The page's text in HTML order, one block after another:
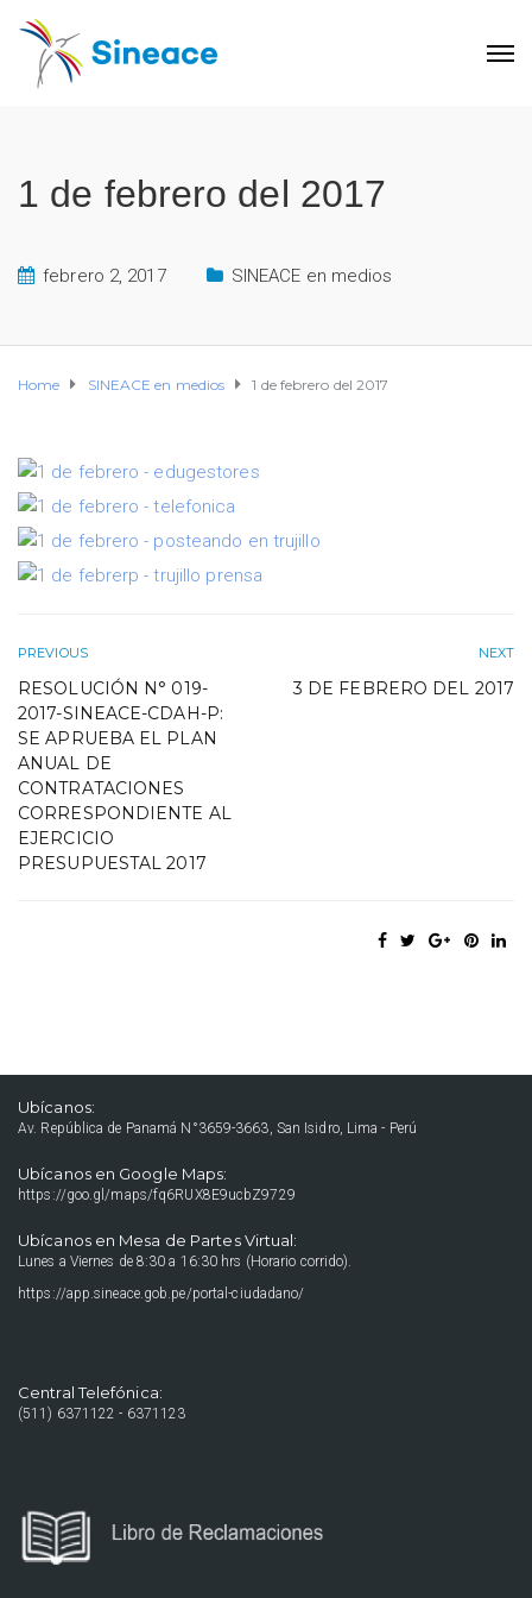
1 de febrero del 2017
febrero 2, 2017 SINEACE en medios
Home SINEACE en medios 1 de febrero del 2017
PREVIOUS
RESOLUCIÓN N° 019-
2017-SINEACE-CDAH-P:
SE APRUEBA EL PLAN
ANUAL DE
CONTRATACIONES
CORRESPONDIENTE AL
EJERCICIO
PRESUPUESTAL 2017
NEXT
3 DE FEBRERO DEL 2017
Ubícanos:
Av. República de Panamá N°3659-3663, San Isidro, Lima - Perú
Ubícanos en Google Maps:
https://goo.gl/maps/fq6RUX8E9ucbZ9729
Ubícanos en Mesa de Partes Virtual:
Lunes a Viernes de 8:30 a 16:30 hrs (Horario corrido).
https://app.sineace.gob.pe/portal-ciudadano/
Central Telefónica:
(511) 6371122 - 6371123